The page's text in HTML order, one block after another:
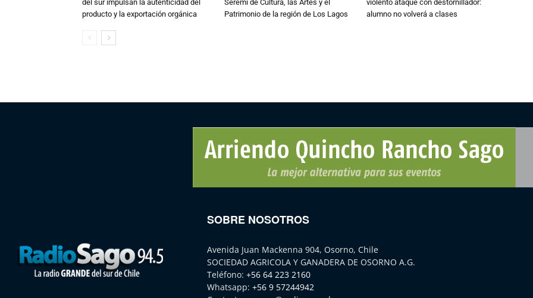
del sur impulsan la autenticidad del
producto y la exportación orgánica
Seremi de Cultura, las Artes y el
Patrimonio de la región de Los Lagos
violento ataque con destornillador:
alumno no volverá a clases
SOBRE NOSOTROS
Avenida Juan Mackenna 904, Osorno, Chile
SOCIEDAD AGRICOLA Y GANADERA DE OSORNO A.G.
Teléfono: +56 64 223 2160
Whatsapp: +56 9 57244942